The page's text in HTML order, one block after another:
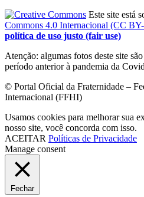
Este site está
Commons 4.0 Internacional (CC
política de uso justo (fair use)
Atenção: algumas fotos deste site
período anterior à pandemia da
© Portal Oficial da Fraternidade –
Internacional (FFHI)
Usamos cookies para melhorar sua
nosso site, você concorda com isso.
ACEITAR Políticas de Privacidade
Manage consent
Fechar